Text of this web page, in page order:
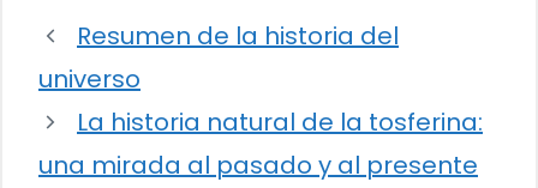
Resumen de la historia del
universo
La historia natural de la tosferina:
una mirada al pasado y al presente